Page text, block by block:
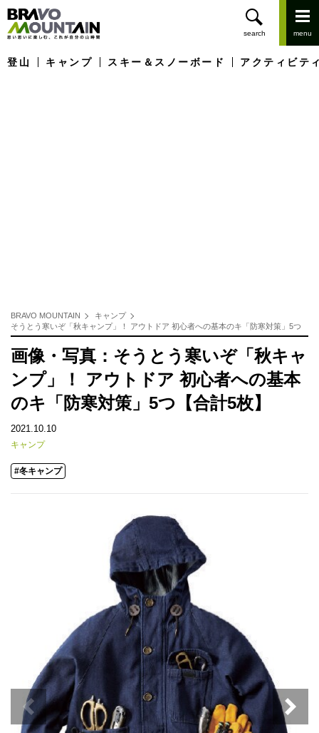
登山 キャンプ スキー＆スノーボード アクティビテ
BRAVO MOUNTAIN
キャンプ
そうとう寒いぞ「秋キャンプ」！ アウトドア 初心者への基本のキ「防寒対策」5つ
画像・写真：そうとう寒いぞ「秋キャ
ンプ」！ アウトドア 初心者への基本
のキ「防寒対策」5つ【合計5枚】
2021.10.10
キャンプ
#冬キャンプ